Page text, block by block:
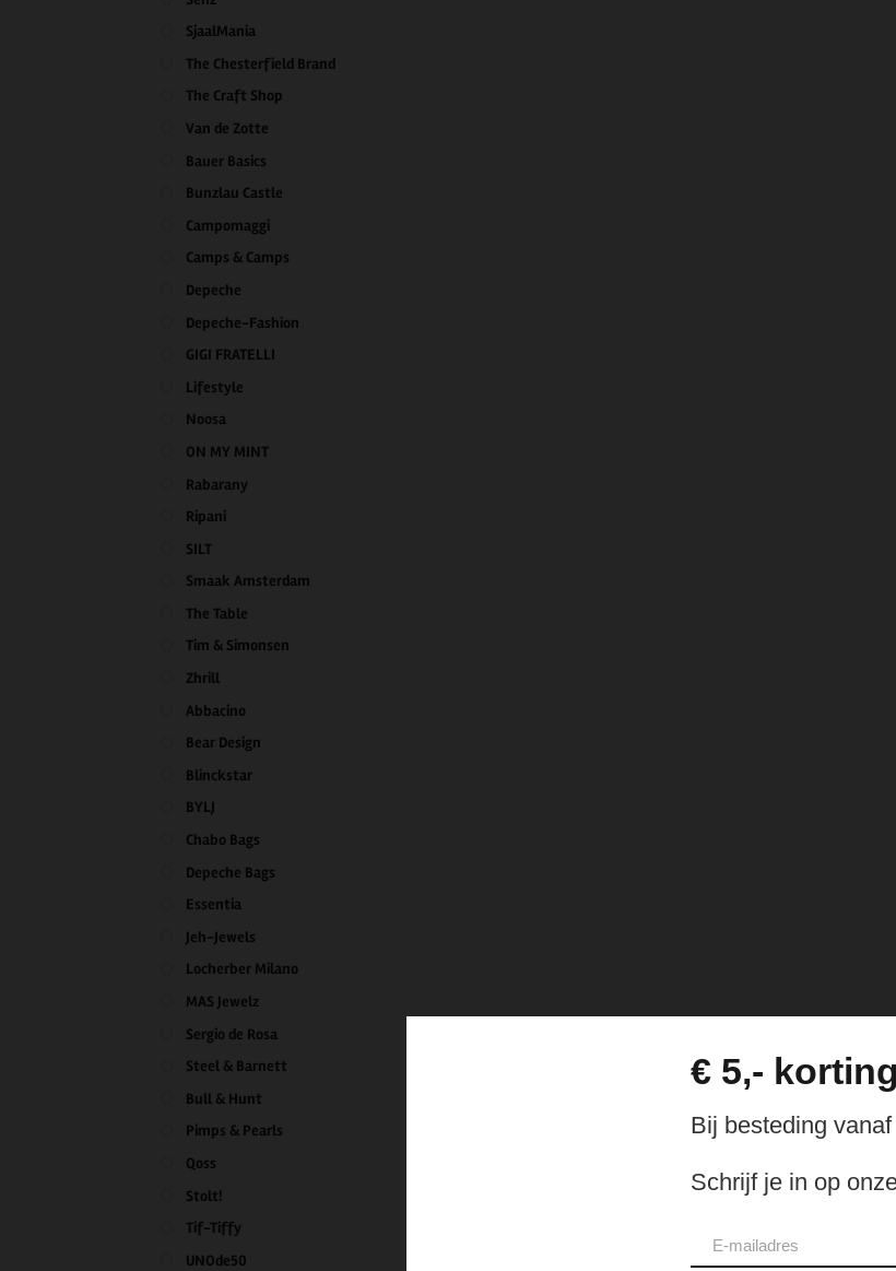
SjaalMania
The Chesterfield Brand
The Craft Shop
Van de Zotte
Bauer Basics
Bunzlau Castle
Campomaggi
Camps & Camps
Depeche
Depeche-Fashion
GIGI FRATELLI
Lifestyle
Noosa
ON MY MINT
Rabarany
Ripani
SILT
Smaak Amsterdam
The Table
Tim & Simonsen
Zhrill
Abbacino
Bear Design
Blinckstar
BYLJ
Chabo Bags
Depeche Bags
Essentia
Jeh-Jewels
Locherber Milano
MAS Jewelz
Sergio de Rosa
Steel & Barnett
Bull & Hunt
Pimps & Pearls
Qoss
Stolt!
Tif-Tiffy
UNOde50